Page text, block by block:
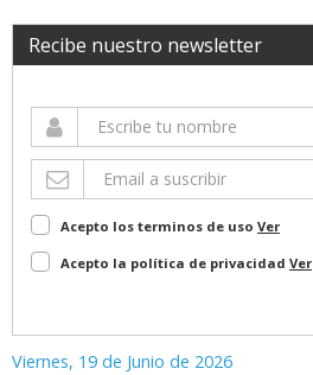
Recibe nuestro newsletter
Acepto los terminos de uso Ver
Acepto la política de privacidad Ver
Viernes, 19 de Junio de 2026